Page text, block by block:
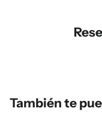
También te